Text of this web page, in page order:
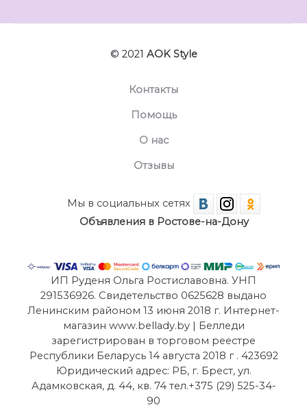
© 2021 AOK Style
Контакты
Помощь
О нас
Отзывы
Мы в социальных сетях
Объявления в Ростове-на-Дону
ИП Руденя Ольга Ростиславовна. УНП
291536926. Свидетельство 0625628 выдано
Ленинским районом 13 июня 2018 г. Интернет-
магазин www.bellady.by | Белледи
зарегистрирован в торговом реестре
Республики Беларусь 14 августа 2018 г . 423692
Юридический адрес: РБ, г. Брест, ул.
Адамковская, д. 44, кв. 74 тел.+375 (29) 525-34-
90